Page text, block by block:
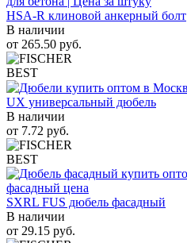
HSA-R клиновой анкерный болт
В наличии
от 265.50 руб.
BEST
UX универсальный дюбель
В наличии
от 7.72 руб.
BEST
SXRL FUS дюбель фасадный
В наличии
от 29.15 руб.